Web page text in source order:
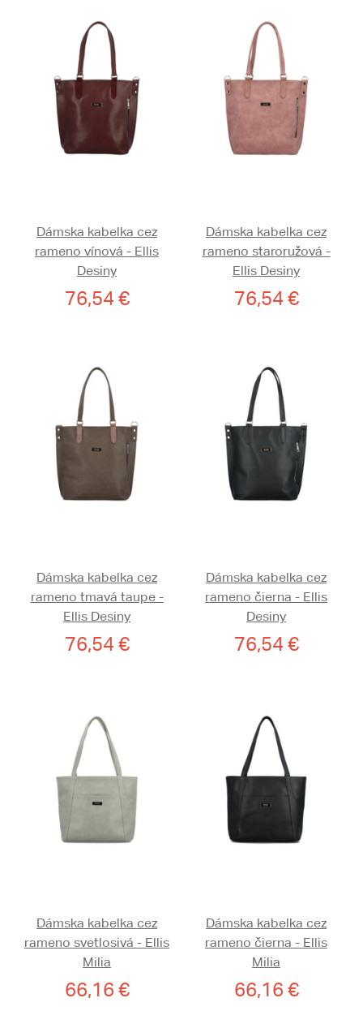
Dámska kabelka cez
rameno vínová - Ellis
Desiny
76,54 €
Dámska kabelka cez
rameno staroružová -
Ellis Desiny
76,54 €
Dámska kabelka cez
rameno tmavá taupe -
Ellis Desiny
76,54 €
Dámska kabelka cez
rameno čierna - Ellis
Desiny
76,54 €
Dámska kabelka cez
rameno svetlosivá - Ellis
Milia
66,16 €
Dámska kabelka cez
rameno čierna - Ellis
Milia
66,16 €